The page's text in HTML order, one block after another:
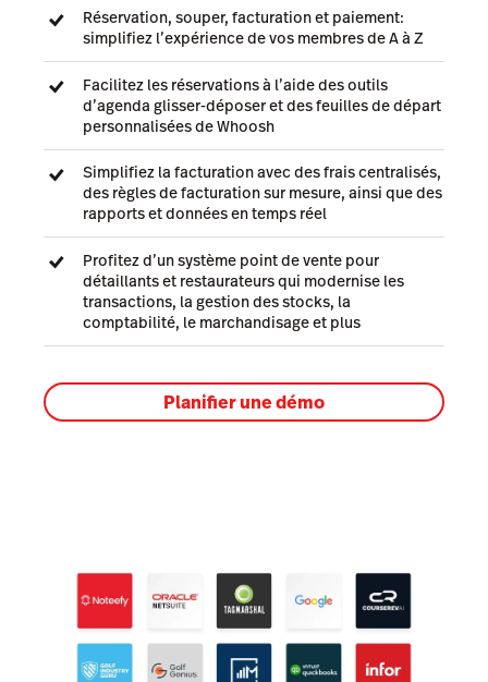
Réservation, souper, facturation et paiement:
simplifiez l’expérience de vos membres de A à Z
Facilitez les réservations à l’aide des outils
d’agenda glisser-déposer et des feuilles de départ
personnalisées de Whoosh
Simplifiez la facturation avec des frais centralisés,
des règles de facturation sur mesure, ainsi que des
rapports et données en temps réel
Profitez d’un système point de vente pour
détaillants et restaurateurs qui modernise les
transactions, la gestion des stocks, la
comptabilité, le marchandisage et plus
Planifier une démo